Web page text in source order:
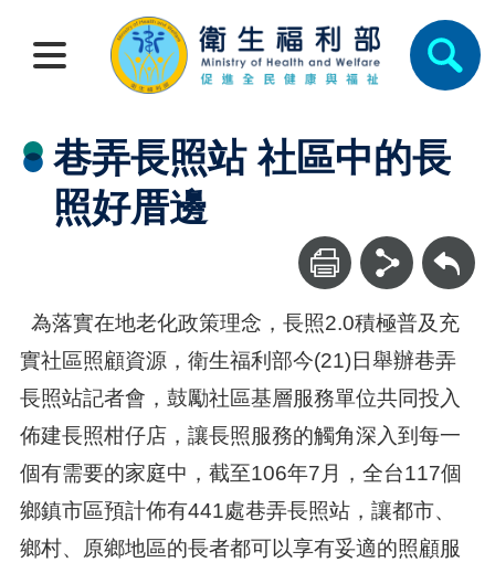
巷弄長照站 社區中的長
照好厝邊
回上一頁
為落實在地老化政策理念，長照2.0積極普及充
實社區照顧資源，衛生福利部今(21)日舉辦巷弄
長照站記者會，鼓勵社區基層服務單位共同投入
佈建長照柑仔店，讓長照服務的觸角深入到每一
個有需要的家庭中，截至106年7月，全台117個
鄉鎮市區預計佈有441處巷弄長照站，讓都市、
鄉村、原鄉地區的長者都可以享有妥適的照顧服